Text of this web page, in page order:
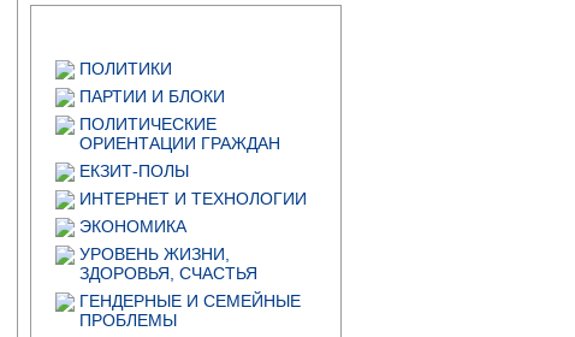
ПОЛИТИКИ
ПАРТИИ И БЛОКИ
ПОЛИТИЧЕСКИЕ
ОРИЕНТАЦИИ ГРАЖДАН
ЕКЗИТ-ПОЛЫ
ИНТЕРНЕТ И ТЕХНОЛОГИИ
ЭКОНОМИКА
УРОВЕНЬ ЖИЗНИ,
ЗДОРОВЬЯ, СЧАСТЬЯ
ГЕНДЕРНЫЕ И СЕМЕЙНЫЕ
ПРОБЛЕМЫ